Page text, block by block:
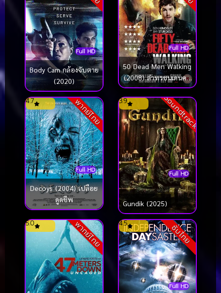
Full HD
Body Cam กล้องจับตาย
(2020)
Full HD
50 Dead Men Walking
(2008) ล่าทรชนเดนคน
ดิบ
พากย์ไทย
Full HD
4.7
Decoys (2004) เปลือย
ดูดชีพ
Soundtrack
Full HD
3.9
Gundik (2025)
พากย์ไทย
5.0 ซับไทย
Full HD
4.5